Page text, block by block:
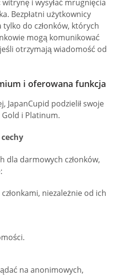
i wysyłać mrugnięcia
Bezpłatni użytkownicy
tylko do członków, których
mogą komunikować
otrzymają wiadomość od
i oferowana funkcja
JapanCupid podzielił swoje
i Platinum.
dla darmowych członków,
niezależnie od ich
na anonimowych,